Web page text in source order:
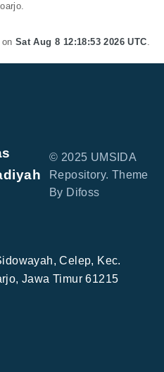
Sat Aug 8 12:18:53 2026 UTC.
© 2025 UMSIDA
Repository. Theme
By Difoss
Celep, Kec.
Jawa Timur 61215